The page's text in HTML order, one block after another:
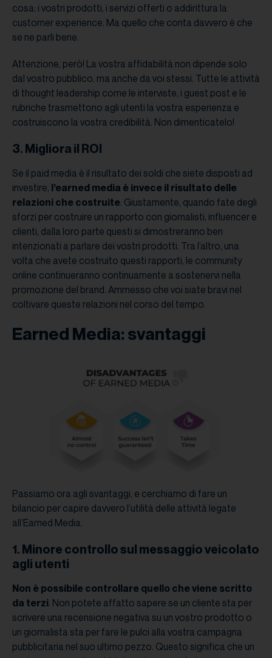
cosa: i vostri prodotti, i servizi offerti o addirittura la
customer experience. Ma quello che conta davvero è che
se ne parli bene.
Attenzione, però! La vostra affidabilità non dipende solo
dal vostro pubblico, ma anche da voi stessi. Tutte le attività
di thought leadership come le interviste, i guest post e le
rubriche trasmettono agli utenti la vostra esperienza e
costruiscono la vostra credibilità. Non dimenticatelo!
3. Migliora il ROI
Se il paid media è il risultato dei soldi che siete disposti ad
investire, l’earned media è invece il risultato delle
relazioni che costruite. Giustamente, quando fate degli
sforzi per costruire un rapporto con giornalisti, influencer e
clienti, dalla loro parte questi si dimostreranno ben
intenzionati a parlare dei vostri prodotti. Tra l’altro, una
volta che avete costruito questi rapporti, le community
online continueranno continuamente a sostenervi nella
promozione del brand. Ammesso che voi siate bravi nel
coltivare queste relazioni nel corso del tempo.
Earned Media: svantaggi
Passiamo ora agli svantaggi, e cerchiamo di fare un
bilancio per capire davvero l’utilità delle attività legate
all’Earned Media.
1. Minore controllo sul messaggio veicolato
agli utenti
Non è possibile controllare quello che viene scritto
da terzi. Non potete affatto sapere se un cliente sta per
scrivere una recensione negativa su un vostro prodotto o
un giornalista sta per fare le pulci alla vostra campagna
pubblicitaria nel suo ultimo pezzo. Questo significa che un